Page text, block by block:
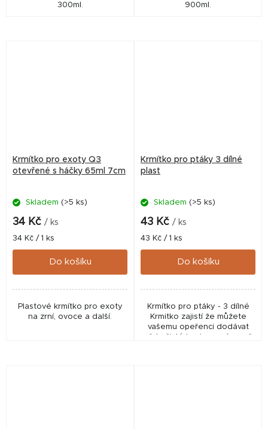
300ml.
900ml.
Krmítko pro exoty Q3
otevřené s háčky 65ml 7cm
Průměrné
hodnocení
produktu
je
5,0
5
hvězdiček.
Skladem (>5 ks)
34 Kč / ks
Měrná
cena:
34 Kč / 1 ks
Do košíku
Plastové krmítko pro exoty
na zrní, ovoce a další.
Krmítko pro ptáky 3 dílné
plast
Skladem (>5 ks)
43 Kč / ks
Měrná
cena:
43 Kč / 1 ks
Do košíku
Krmítko pro ptáky - 3 dílné
Krmitko zajistí že můžete
vašemu opeřenci dodávat
vždy čisté krmivo a zároveň